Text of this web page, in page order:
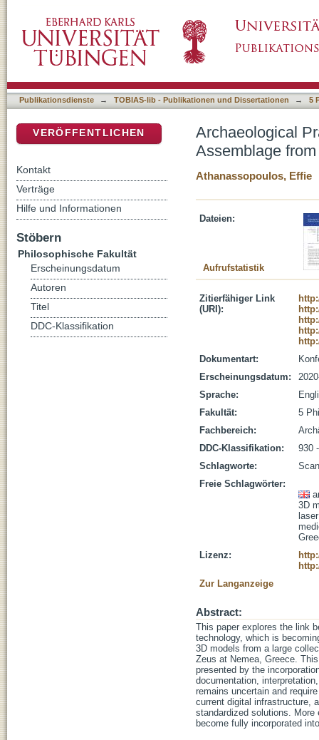
Publikationsdienste → TOBIAS-lib - Publikationen und Dissertationen → 5
Archaeological
Assemblage
Athanassopoulos, Effie
Dateien:
Aufrufstatistik
Zitierfähiger Link
(URI):
Dokumentart:
Erscheinungsdatum:
Sprache:
Fakultät:
5
Fachbereich:
DDC-Klassifikation:
930
Schlagworte:
Freie Schlagwörter:
3D
Lizenz:
Zur Langanzeige
Abstract:
This paper explores the link
technology, which is
3D models from a large
Zeus at Nemea, Greece.
presented by the
documentation,
remains uncertain and
current digital infrastructure,
standardized solutions.
become fully incorporated
VERÖFFENTLICHEN
Kontakt
Verträge
Hilfe und Informationen
Stöbern
Philosophische Fakultät
Erscheinungsdatum
Autoren
Titel
DDC-Klassifikation